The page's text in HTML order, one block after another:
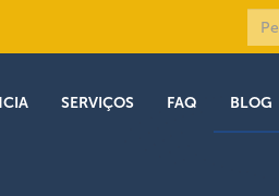
SERVIÇOS FAQ BLOG